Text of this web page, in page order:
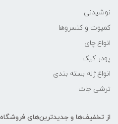
نوشیدنی
کمپوت و کنسروها
انواع چای
پودر کیک
انواع ژله بسته بندی
ترشی جات
از تخفیف‌ها و جدیدترین‌های